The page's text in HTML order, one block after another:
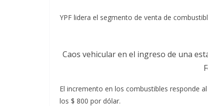
YPF lidera el segmento de venta de
Caos vehicular en el ingreso de una
El incremento en los combustibles responde
los $ 800 por dólar.